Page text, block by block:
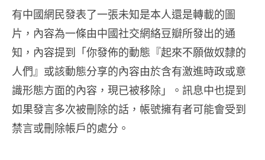
有中國網民發表了一張未知是本人還是轉載的圖
片，內容為一條由中國社交網絡豆瓣所發出的通
知，內容提到「你發佈的動態『起來不願做奴隸的
人們』或該動態分享的內容由於含有激進時政或意
識形態方面的內容，現已被移除」。訊息中也提到
如果發言多次被刪除的話，帳號擁有者可能會受到
禁言或刪除帳戶的處分。